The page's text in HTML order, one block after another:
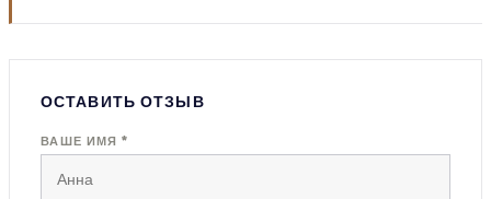
ОСТАВИТЬ ОТЗЫВ
ВАШЕ ИМЯ *